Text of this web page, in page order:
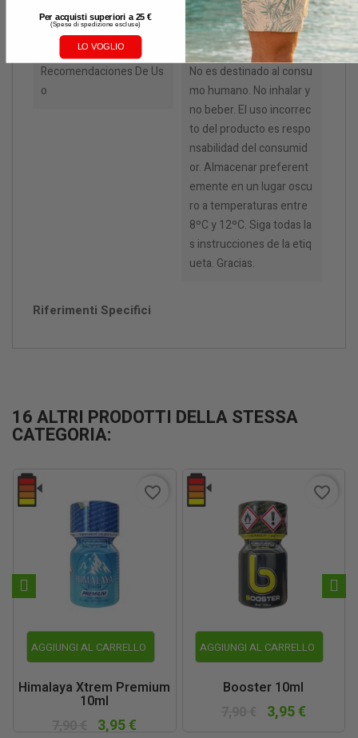
Composizione
Nitrito de isopropilo - CA
S 541-42-4
Recomendaciones De Us
O
No es destinado al consu
mo humano. No inhalar y
no beber. El uso incorrec
to del producto es respo
nsabilidad del consumid
or. Almacenar preferent
emente en un lugar oscu
ro a temperaturas entre
8ºC y 12ºC. Siga todas la
s instrucciones de la etiq
ueta. Gracias.
Riferimenti Specifici
16 ALTRI PRODOTTI DELLA STESSA
CATEGORIA:
AGGIUNGI AL CARRELLO
Himalaya Xtrem Premium
10ml
3,95 €
favorite_border
AGGIUNGI AL CARRELLO
Booster 10ml
3,95 €
favorite_border
Per acquisti superiori a 25 €
(Spese di spedizione escluse)
LO VOGLIO